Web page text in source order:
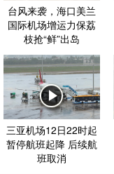
台风来袭，海口美兰
国际机场增运力保荔
枝抢“鲜”出岛
三亚机场12日22时起
暂停航班起降 后续航
班取消